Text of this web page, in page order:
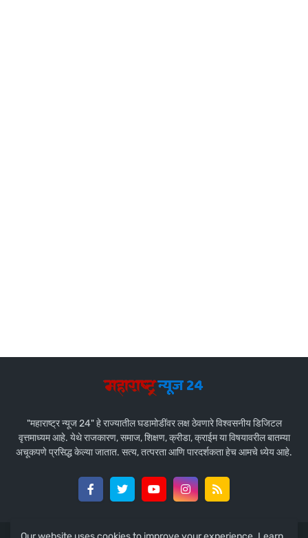
"महाराष्ट्र न्यूज 24" हे राज्यातील घडामोडींवर लक्ष ठेवणारे विश्वसनीय डिजिटल
वृत्तमाध्यम आहे. येथे राजकारण, समाज, शिक्षण, क्रीडा, क्राईम या विषयावरील बातम्या
अचूकपणे प्रसिद्ध केल्या जातात. सत्य, तत्परता आणि पारदर्शकता हेच आमचे ध्येय आहे.